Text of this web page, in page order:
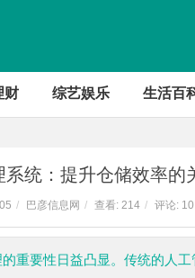
财 综艺娱乐 生活百
统：提升仓储效率的
/ 巴彦信息网 / 查看: 214 / 评论: 10
重要性日益凸显。传统的人